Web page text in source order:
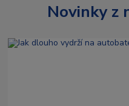
Novinky z